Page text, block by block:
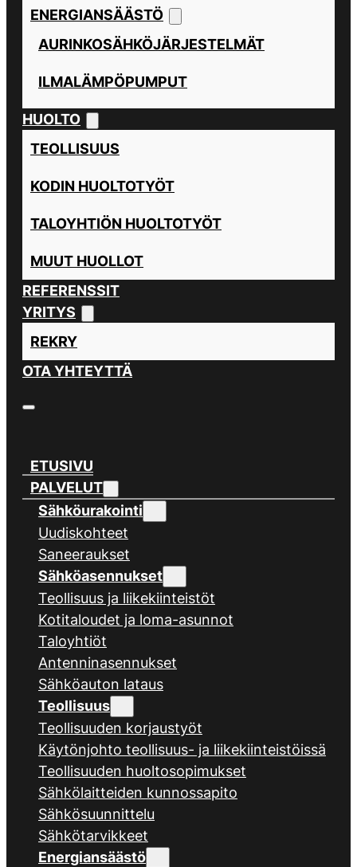
ENERGIANSÄÄSTÖ
AURINKOSÄHKÖJÄRJESTELMÄT
ILMALÄMPÖPUMPUT
HUOLTO
TEOLLISUUS
KODIN HUOLTOTYÖT
TALOYHTIÖN HUOLTOTYÖT
MUUT HUOLLOT
REFERENSSIT
YRITYS
REKRY
OTA YHTEYTTÄ
ETUSIVU
PALVELUT
Sähköurakointi
Uudiskohteet
Saneeraukset
Sähköasennukset
Teollisuus ja liikekiinteistöt
Kotitaloudet ja loma-asunnot
Taloyhtiöt
Antenninasennukset
Sähköauton lataus
Teollisuus
Teollisuuden korjaustyöt
Käytönjohto teollisuus- ja liikekiinteistöissä
Teollisuuden huoltosopimukset
Sähkölaitteiden kunnossapito
Sähkösuunnittelu
Sähkötarvikkeet
Energiansäästö